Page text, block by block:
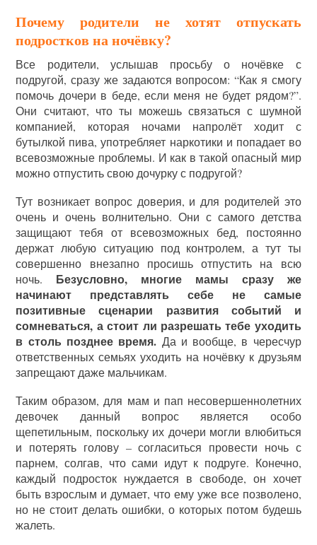
Почему родители не хотят отпускать
подростков на ночёвку?
Все родители, услышав просьбу о ночёвке с
подругой, сразу же задаются вопросом: “Как я смогу
помочь дочери в беде, если меня не будет рядом?”.
Они считают, что ты можешь связаться с шумной
компанией, которая ночами напролёт ходит с
бутылкой пива, употребляет наркотики и попадает во
всевозможные проблемы. И как в такой опасный мир
можно отпустить свою дочурку с подругой?
Тут возникает вопрос доверия, и для родителей это
очень и очень волнительно. Они с самого детства
защищают тебя от всевозможных бед, постоянно
держат любую ситуацию под контролем, а тут ты
совершенно внезапно просишь отпустить на всю
ночь. Безусловно, многие мамы сразу же
начинают представлять себе не самые
позитивные сценарии развития событий и
сомневаться, а стоит ли разрешать тебе уходить
в столь позднее время. Да и вообще, в чересчур
ответственных семьях уходить на ночёвку к друзьям
запрещают даже мальчикам.
Таким образом, для мам и пап несовершеннолетних
девочек данный вопрос является особо
щепетильным, поскольку их дочери могли влюбиться
и потерять голову – согласиться провести ночь с
парнем, солгав, что сами идут к подруге. Конечно,
каждый подросток нуждается в свободе, он хочет
быть взрослым и думает, что ему уже все позволено,
но не стоит делать ошибки, о которых потом будешь
жалеть.